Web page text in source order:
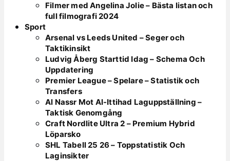
Filmer med Angelina Jolie – Bästa listan och
full filmografi 2024
Sport
Arsenal vs Leeds United – Seger och
Taktikinsikt
Ludvig Åberg Starttid Idag – Schema Och
Uppdatering
Premier League – Spelare – Statistik och
Transfers
Al Nassr Mot Al-Ittihad Laguppställning –
Taktisk Genomgång
Craft Nordlite Ultra 2 – Premium Hybrid
Löparsko
SHL Tabell 25 26 – Toppstatistik Och
Laginsikter